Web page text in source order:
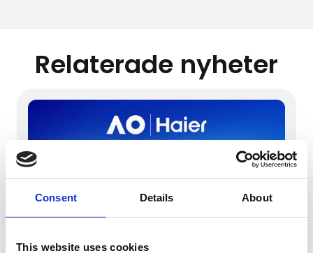
Consent Details About
This website uses cookies
Relaterade nyheter